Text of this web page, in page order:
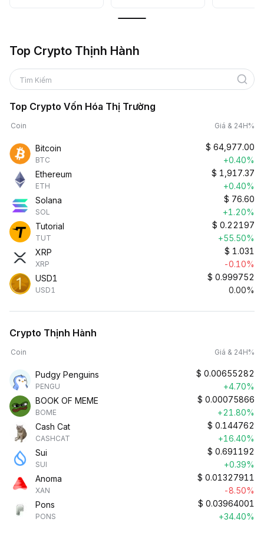
Top Crypto Thịnh Hành
Tìm Kiếm
Top Crypto Vốn Hóa Thị Trường
Coin Giá & 24H%
Bitcoin
BTC
$ 64,977.00
+0.40%
Ethereum
ETH
$ 1,917.37
+0.40%
Solana
SOL
$ 76.60
+1.20%
Tutorial
TUT
$ 0.22197
+55.50%
XRP
XRP
$ 1.031
-0.10%
USD1
USD1
$ 0.999752
0.00%
Crypto Thịnh Hành
Coin Giá & 24H%
Pudgy Penguins
PENGU
$ 0.00655282
+4.70%
BOOK OF MEME
BOME
$ 0.00075866
+21.80%
Cash Cat
CASHCAT
$ 0.144762
+16.40%
Sui
SUI
$ 0.691192
+0.39%
Anoma
XAN
$ 0.01327911
-8.50%
Pons
PONS
$ 0.03964001
+34.40%